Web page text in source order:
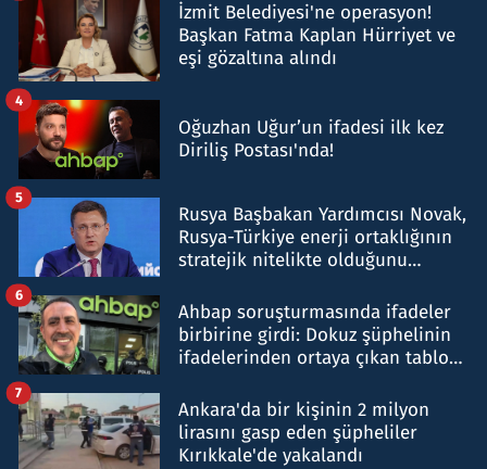
İzmit Belediyesi'ne operasyon!
Başkan Fatma Kaplan Hürriyet ve
eşi gözaltına alındı
Oğuzhan Uğur’un ifadesi ilk kez
Diriliş Postası'nda!
4
Rusya Başbakan Yardımcısı Novak,
Rusya-Türkiye enerji ortaklığının
stratejik nitelikte olduğunu
5
Ahbap soruşturmasında ifadeler
birbirine girdi: Dokuz şüphelinin
ifadelerinden ortaya çıkan tablo
6
Ankara'da bir kişinin 2 milyon
lirasını gasp eden şüpheliler
Kırıkkale'de yakalandı
7